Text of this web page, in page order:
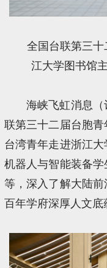
全国台联第三
江大学图书馆
海峡飞虹消息
联第三十二届台胞青
台湾青年走进浙江
机器人与智能装备
等，深入了解大陆
百年学府深厚人文底